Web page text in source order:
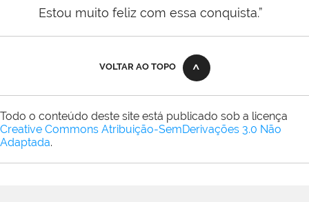
Estou muito feliz com essa conquista.”
VOLTAR AO TOPO
Todo o conteúdo deste site está publicado sob a licença
Creative Commons Atribuição-SemDerivações 3.0 Não
Adaptada.